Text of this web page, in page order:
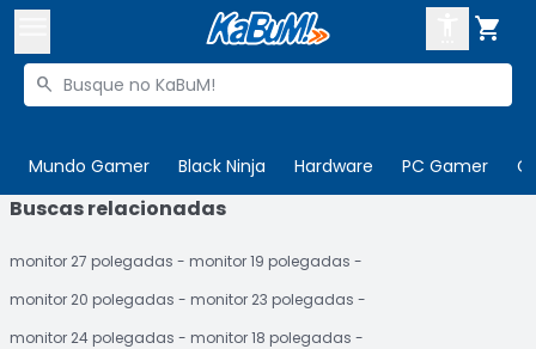

Buscar produtos

Mundo Gamer Black Ninja Hardware PC Gamer

 Departamentos
Cupons
ENTRE
CADASTRE-SE
Buscas relacionadas
monitor 27 polegadas
monitor 19 polegadas
monitor 20 polegadas
monitor 23 polegadas
monitor 24 polegadas
monitor 18 polegadas